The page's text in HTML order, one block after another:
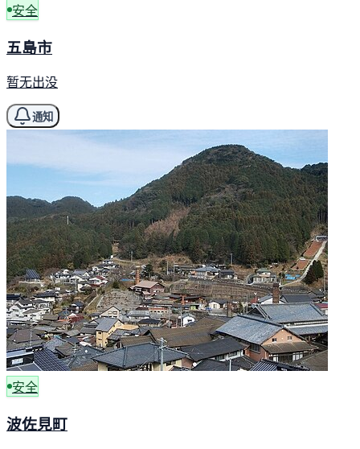
安全
五島市
暂无出没
通知
安全
波佐見町